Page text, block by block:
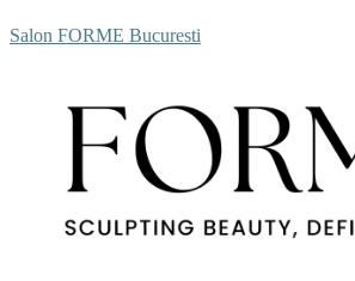
Salon FORME Bucuresti